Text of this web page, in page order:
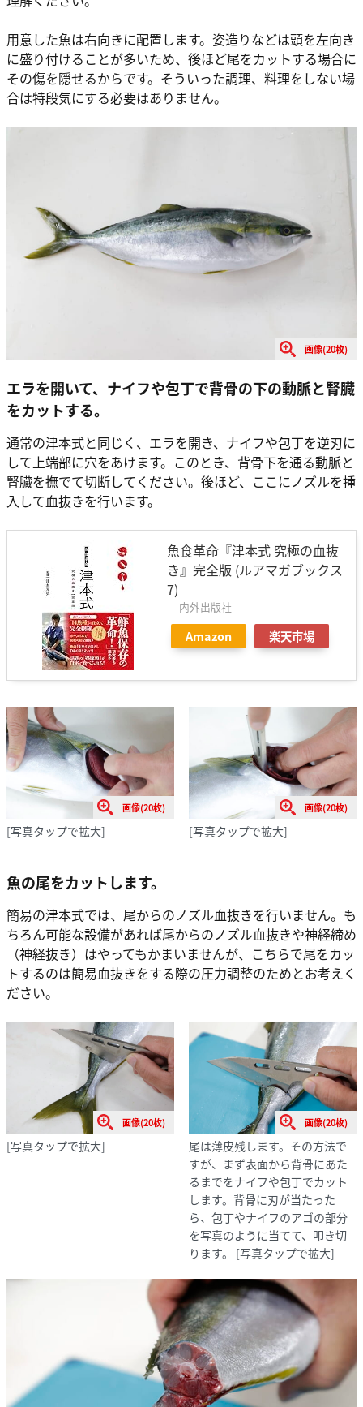
用意した魚は右向きに配置します。姿造りなどは頭を左向き
に盛り付けることが多いため、後ほど尾をカットする場合に
その傷を隠せるからです。そういった調理、料理をしない場
合は特段気にする必要はありません。
画像(20枚)
エラを開いて、ナイフや包丁で背骨の下の動脈と腎臓
をカットする。
通常の津本式と同じく、エラを開き、ナイフや包丁を逆刃に
して上端部に穴をあけます。このとき、背骨下を通る動脈と
腎臓を撫でて切断してください。後ほど、ここにノズルを挿
入して血抜きを行います。
魚食革命『津本式 究極の血抜
き』完全版 (ルアマガブックス
7)
内外出版社
Amazon 楽天市場
画像(20枚)
[写真タップで拡大]
画像(20枚)
[写真タップで拡大]
魚の尾をカットします。
簡易の津本式では、尾からのノズル血抜きを行いません。も
ちろん可能な設備があれば尾からのノズル血抜きや神経締め
（神経抜き）はやってもかまいませんが、こちらで尾をカッ
トするのは簡易血抜きをする際の圧力調整のためとお考えく
ださい。
画像(20枚)
[写真タップで拡大]
画像(20枚)
尾は薄皮残します。その方法で
すが、まず表面から背骨にあた
るまでをナイフや包丁でカット
します。背骨に刃が当たった
ら、包丁やナイフのアゴの部分
を写真のように当てて、叩き切
ります。
[写真タップで拡大]